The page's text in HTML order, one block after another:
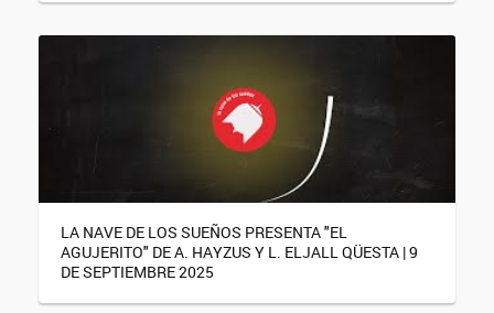
LA NAVE DE LOS SUEÑOS PRESENTA "EL
AGUJERITO" DE A. HAYZUS Y L. ELJALL QÜESTA | 9
DE SEPTIEMBRE 2025